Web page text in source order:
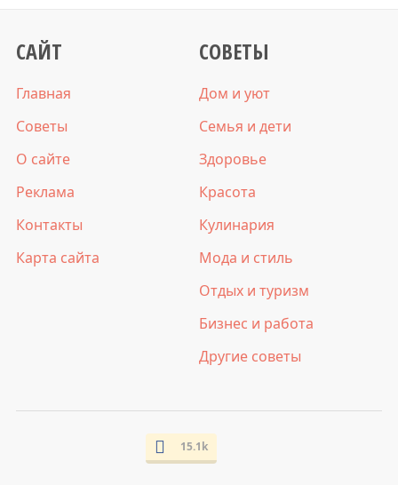
САЙТ
Главная
Советы
О сайте
Реклама
Контакты
Карта сайта
СОВЕТЫ
Дом и уют
Семья и дети
Здоровье
Красота
Кулинария
Мода и стиль
Отдых и туризм
Бизнес и работа
Другие советы
15.1k